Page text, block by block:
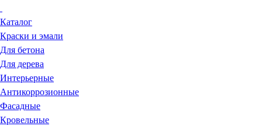
Каталог
Краски и эмали
Для бетона
Для дерева
Интерьерные
Антикоррозионные
Фасадные
Кровельные